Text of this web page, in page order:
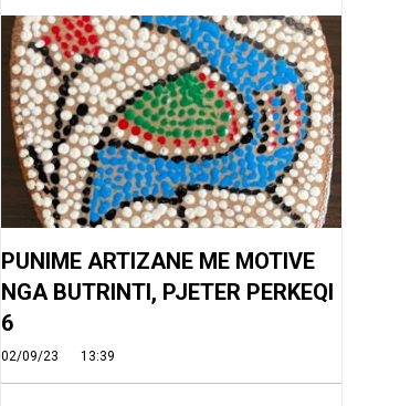
PUNIME ARTIZANE ME MOTIVE
NGA BUTRINTI, PJETER PERKEQI
6
02/09/23 13:39